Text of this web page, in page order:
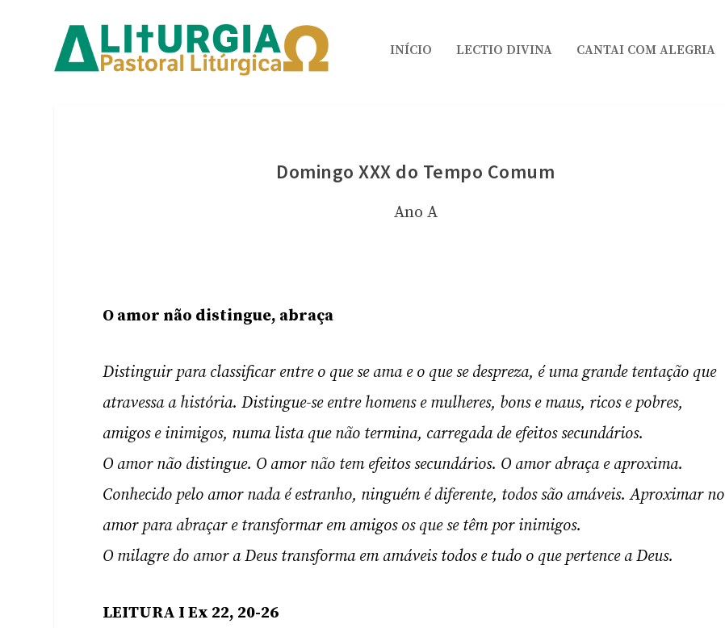
INÍCIO LECTIO DIVINA CANTAI COM ALEGRIA
Domingo XXX do Tempo Comum
Ano A
O amor não distingue, abraça
Distinguir para classificar entre o que se ama e o que se despreza, é uma grande tentação que
atravessa a história. Distingue-se entre homens e mulheres, bons e maus, ricos e pobres,
amigos e inimigos, numa lista que não termina, carregada de efeitos secundários.
O amor não distingue. O amor não tem efeitos secundários. O amor abraça e aproxima.
Conhecido pelo amor nada é estranho, ninguém é diferente, todos são amáveis. Aproximar no
amor para abraçar e transformar em amigos os que se têm por inimigos.
O milagre do amor a Deus transforma em amáveis todos e tudo o que pertence a Deus.
LEITURA I Ex 22, 20-26